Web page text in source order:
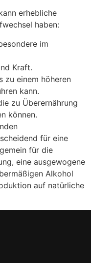
erhebliche
haben:
im
Kraft.
zu einem höheren
kann.
zu Überernährung
können.
für eine
für die
eine ausgewogene
Alkohol
auf natürliche